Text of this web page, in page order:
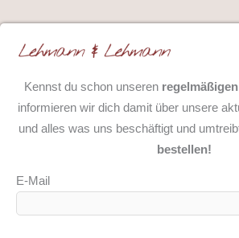
Kennst du schon unseren
informieren wir dich damit über unsere
und alles was uns beschäftigt und
bestellen!
E-Mail